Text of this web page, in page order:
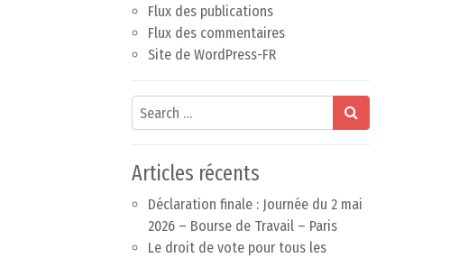
Flux des publications
Flux des commentaires
Site de WordPress-FR
Search
Articles récents
Déclaration finale : Journée du 2 mai
2026 – Bourse de Travail – Paris
Le droit de vote pour tous les